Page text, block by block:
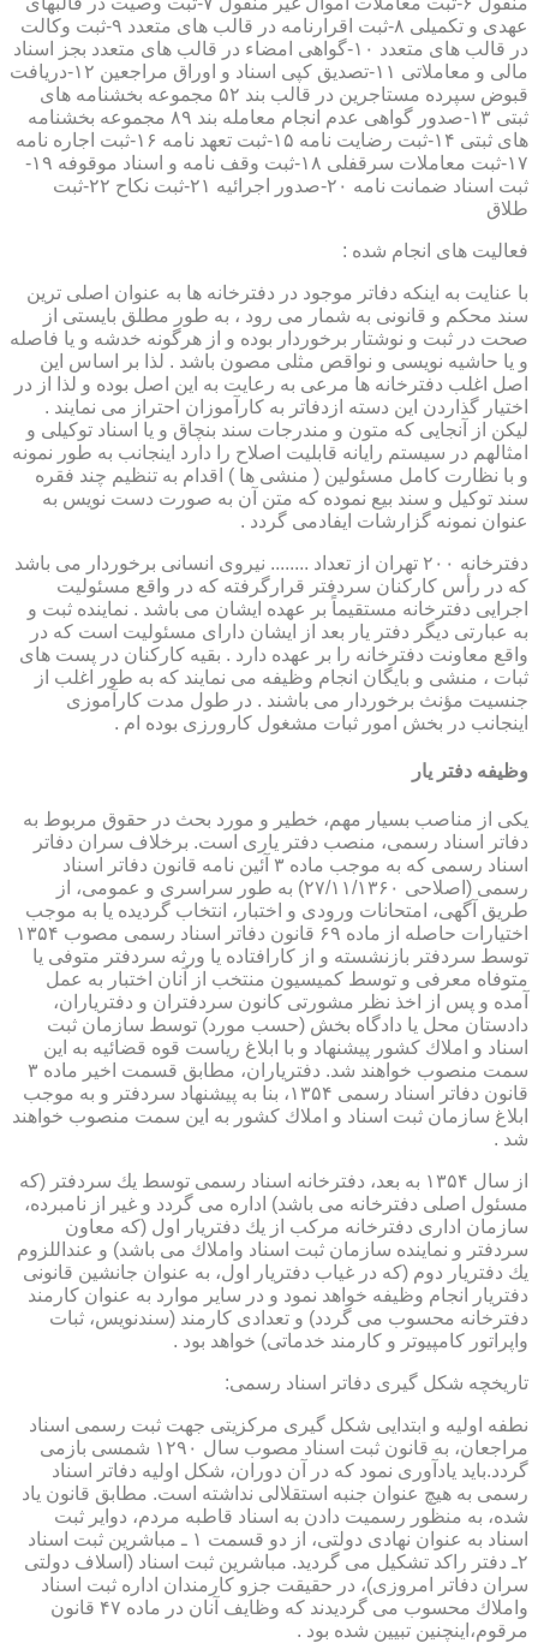
عهدی و تکمیلی ۸-ثبت اقرارنامه در قالب های متعدد ۹-ثبت وکالت
در قالب های متعدد ۱۰-گواهی امضاء در قالب های متعدد بجز اسناد
مالی و معاملاتی ۱۱-تصدیق کپی اسناد و اوراق مراجعین ۱۲-دریافت
قبوض سپرده مستاجرین در قالب بند ۵۲ مجموعه بخشنامه های
ثبتی ۱۳-صدور گواهی عدم انجام معامله بند ۸۹ مجموعه بخشنامه
های ثبتی ۱۴-ثبت رضایت نامه ۱۵-ثبت تعهد نامه ۱۶-ثبت اجاره نامه
۱۷-ثبت معاملات سرقفلی ۱۸-ثبت وقف نامه و اسناد موقوفه ۱۹-
ثبت اسناد ضمانت نامه ۲۰-صدور اجرائیه ۲۱-ثبت نکاح ۲۲-ثبت
طلاق
فعالیت های انجام شده :
با عنایت به اینکه دفاتر موجود در دفترخانه ها به عنوان اصلی ترین
سند محکم و قانونی به شمار می رود ، به طور مطلق بایستی از
صحت در ثبت و نوشتار برخوردار بوده و از هرگونه خدشه و یا فاصله
و یا حاشیه نویسی و نواقص مثلی مصون باشد . لذا بر اساس این
اصل اغلب دفترخانه ها مرعی به رعایت به این اصل بوده و لذا از در
اختیار گذاردن این دسته ازدفاتر به کارآموزان احتراز می نمایند .
لیکن از آنجایی که متون و مندرجات سند بنچاق و یا اسناد توکیلی و
امثالهم در سیستم رایانه قابلیت اصلاح را دارد اینجانب به طور نمونه
و با نظارت کامل مسئولین ( منشی ها ) اقدام به تنظیم چند فقره
سند توکیل و سند بیع نموده که متن آن به صورت دست نویس به
عنوان نمونه گزارشات ایفادمی گردد .
دفترخانه ۲۰۰ تهران از تعداد ........ نیروی انسانی برخوردار می باشد
که در رأس کارکنان سردفتر قرارگرفته که در واقع مسئولیت
اجرایی دفترخانه مستقیماً بر عهده ایشان می باشد . نماینده ثبت و
به عبارتی دیگر دفتر یار بعد از ایشان دارای مسئولیت است که در
واقع معاونت دفترخانه را بر عهده دارد . بقیه کارکنان در پست های
ثبات ، منشی و بایگان انجام وظیفه می نمایند که به طور اغلب از
جنسیت مؤنث برخوردار می باشند . در طول مدت کارآموزی
اینجانب در بخش امور ثبات مشغول کارورزی بوده ام .
وظیفه دفتر یار
یكی از مناصب بسیار مهم، خطیر و مورد بحث در حقوق مربوط به
دفاتر اسناد رسمی، منصب دفتر یاری است. برخلاف سران دفاتر
اسناد رسمی كه به موجب ماده ۳ آئین نامه قانون دفاتر اسناد
رسمی (اصلاحی ۲۷/۱۱/۱۳۶۰) به طور سراسری و عمومی، از
طریق آگهی، امتحانات ورودی و اختبار، انتخاب گردیده یا به موجب
اختیارات حاصله از ماده ۶۹ قانون دفاتر اسناد رسمی مصوب ۱۳۵۴
توسط سردفتر بازنشسته و از كارافتاده یا ورثه سردفتر متوفی یا
متوفاه معرفی و توسط كمیسیون منتخب از آنان اختبار به عمل
آمده و پس از اخذ نظر مشورتی كانون سردفتران و دفتریاران،
دادستان محل یا دادگاه بخش (حسب مورد) توسط سازمان ثبت
اسناد و املاك كشور پیشنهاد و با ابلاغ ریاست قوه قضائیه به این
سمت منصوب خواهند شد. دفتریاران، مطابق قسمت اخیر ماده ۳
قانون دفاتر اسناد رسمی ۱۳۵۴، بنا به پیشنهاد سردفتر و به موجب
ابلاغ سازمان ثبت اسناد و املاك كشور به این سمت منصوب خواهند
شد .
از سال ۱۳۵۴ به بعد، دفترخانه اسناد رسمی توسط یك سردفتر (كه
مسئول اصلی دفترخانه می باشد) اداره می گردد و غیر از نامبرده،
سازمان اداری دفترخانه مركب از یك دفتریار اول (كه معاون
سردفتر و نماینده سازمان ثبت اسناد واملاك می باشد) و عنداللزوم
یك دفتریار دوم (كه در غیاب دفتریار اول، به عنوان جانشین قانونی
دفتریار انجام وظیفه خواهد نمود و در سایر موارد به عنوان كارمند
دفترخانه محسوب می گردد) و تعدادی كارمند (سندنویس، ثبات
واپراتور كامپیوتر و كارمند خدماتی) خواهد بود .
تاریخچه شكل گیری دفاتر اسناد رسمی:
نطفه اولیه و ابتدایی شكل گیری مركزیتی جهت ثبت رسمی اسناد
مراجعان، به قانون ثبت اسناد مصوب سال ۱۲۹۰ شمسی بازمی
گردد.باید یادآوری نمود كه در آن دوران، شكل اولیه دفاتر اسناد
رسمی به هیچ عنوان جنبه استقلالی نداشته است. مطابق قانون یاد
شده، به منظور رسمیت دادن به اسناد قاطبه مردم، دوایر ثبت
اسناد به عنوان نهادی دولتی، از دو قسمت ۱ ـ مباشرین ثبت اسناد
۲ـ دفتر راكد تشكیل می گردید. مباشرین ثبت اسناد (اسلاف دولتی
سران دفاتر امروزی)، در حقیقت جزو كارمندان اداره ثبت اسناد
واملاك محسوب می گردیدند كه وظایف آنان در ماده ۴۷ قانون
مرقوم،اینچنین تبیین شده بود .